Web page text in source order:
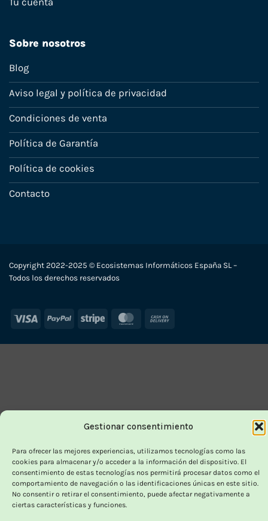
Gestionar consentimiento
Para ofrecer las mejores experiencias, utilizamos tecnologías como las
cookies para almacenar y/o acceder a la información del dispositivo. El
consentimiento de estas tecnologías nos permitirá procesar datos como el
comportamiento de navegación o las identificaciones únicas en este sitio.
No consentir o retirar el consentimiento, puede afectar negativamente a
ciertas características y funciones.
Tu cuenta
Sobre nosotros
Blog
Aviso legal y política de privacidad
Condiciones de venta
Política de Garantía
Política de cookies
Contacto
Copyright 2022-2025 © Ecosistemas Informáticos España SL –
Todos los derechos reservados
Visa PayPal Stripe MasterCard